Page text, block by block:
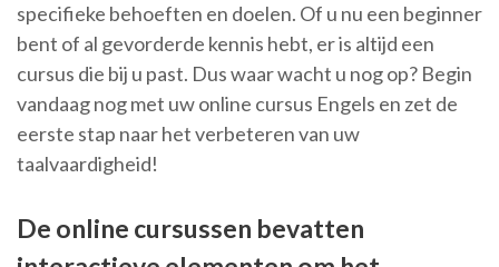
specifieke behoeften en doelen. Of u nu een beginner
bent of al gevorderde kennis hebt, er is altijd een
cursus die bij u past. Dus waar wacht u nog op? Begin
vandaag nog met uw online cursus Engels en zet de
eerste stap naar het verbeteren van uw
taalvaardigheid!
De online cursussen bevatten